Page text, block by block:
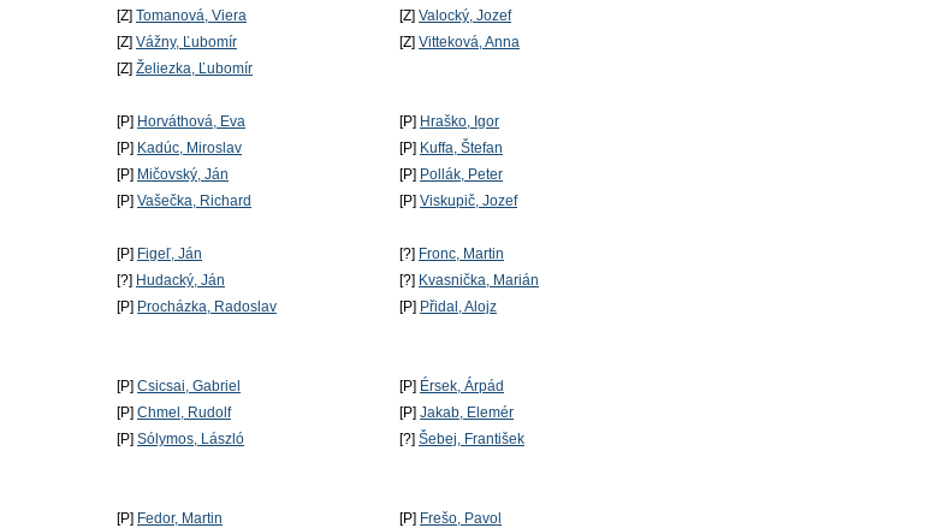
[Z] Tomanová, Viera [Z] Valocký, Jozef
[Z] Vážny, Ľubomír [Z] Vitteková, Anna
[Z] Želiezka, Ľubomír
[P] Horváthová, Eva [P] Hraško, Igor
[P] Kadúc, Miroslav [P] Kuffa, Štefan
[P] Mičovský, Ján [P] Pollák, Peter
[P] Vašečka, Richard [P] Viskupič, Jozef
[P] Figeľ, Ján [?] Fronc, Martin
[?] Hudacký, Ján [?] Kvasnička, Marián
[P] Procházka, Radoslav [P] Přidal, Alojz
[P] Csicsai, Gabriel [P] Érsek, Árpád
[P] Chmel, Rudolf [P] Jakab, Elemér
[P] Sólymos, László [?] Šebej, František
[P] Fedor, Martin [P] Frešo, Pavol